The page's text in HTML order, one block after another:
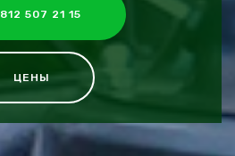
507 21 15
ЦЕНЫ